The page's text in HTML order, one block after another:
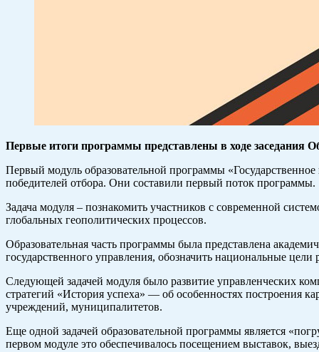
Первые итоги программы представлены в ходе заседания
Первый модуль образовательной программы
победителей отбора. Они составили первый поток программы.
Задача модуля – познакомить участников с современной
глобальных геополитических процессов.
Образовательная часть программы была представлена
государственного управления, обозначить национальные цели
Следующей задачей модуля было развитие управленческих
стратегий «История успеха» — об особенностях построения
учреждений, муниципалитетов.
Еще одной задачей образовательной программы является
первом модуле это обеспечивалось посещением выставок,